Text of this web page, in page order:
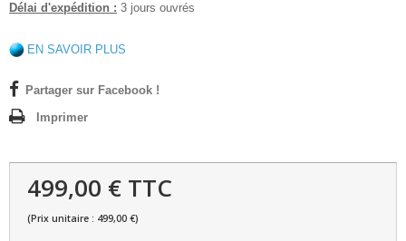
Délai d'expédition : 3 jours ouvrés
EN SAVOIR PLUS
Partager sur Facebook !
Imprimer
499,00 € TTC
(Prix unitaire : 499,00 €)